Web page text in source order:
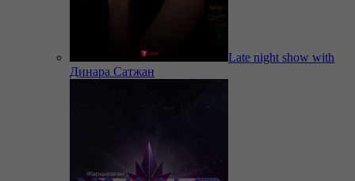
Late night show with
Динара Сатжан